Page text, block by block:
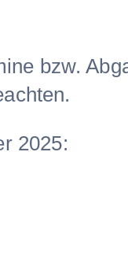
bzw.
2025: